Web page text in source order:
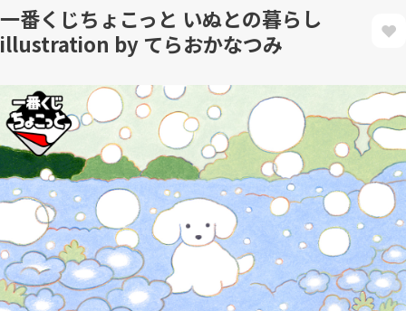
一番くじちょこっと いぬとの暮らし
illustration by てらおかなつみ